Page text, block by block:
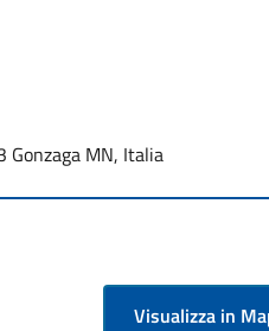
Gonzaga MN, Italia
Visualizza in